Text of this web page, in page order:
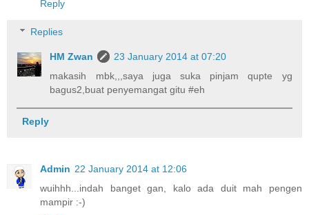
Reply
Replies
HM Zwan
23 January 2014 at 07:20
makasih mbk,,,saya juga suka pinjam qupte yg
bagus2,buat penyemangat gitu #eh
Reply
Admin 22 January 2014 at 12:06
wuihhh...indah banget gan, kalo ada duit mah pengen
mampir :-)